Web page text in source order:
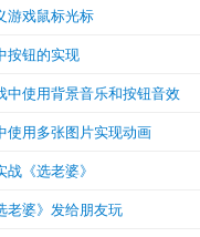
游戏鼠标光标
按钮的实现
中使用背景音乐和按钮音效
使用多张图片实现动画
战《选老婆》
老婆》发给朋友玩